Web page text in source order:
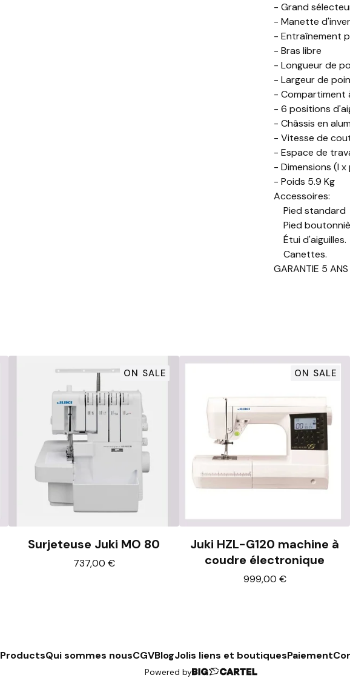
- Grand
- Manette
- Entraînement
- Bras libre
- Longueur de
- Largeur de
- Compartiment
- 6 positions
- Châssis en
- Vitesse de
- Espace de
- Dimensions (l x
- Poids 5.9 Kg
Accessoires:
Pied standard
Pied
Étui d'aiguilles.
Canettes.
GARANTIE 5 ANS
ON SALE
Surjeteuse Juki MO 80
737,00 €
ON SALE
Juki HZL-G120 machine à
coudre électronique
999,00 €
ProductsQui sommes nousCGVBlogJolis liens et boutiquesPaiement
Powered by